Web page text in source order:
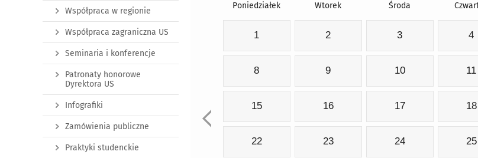
Poniedziałek Wtorek Środa
1 2 3 4
8 9 10 11
15 16 17 18
22 23 24 25
Współpraca w regionie
Współpraca zagraniczna US
Seminaria i konferencje
Patronaty honorowe
Dyrektora US
Infografiki
Zamówienia publiczne
Praktyki studenckie